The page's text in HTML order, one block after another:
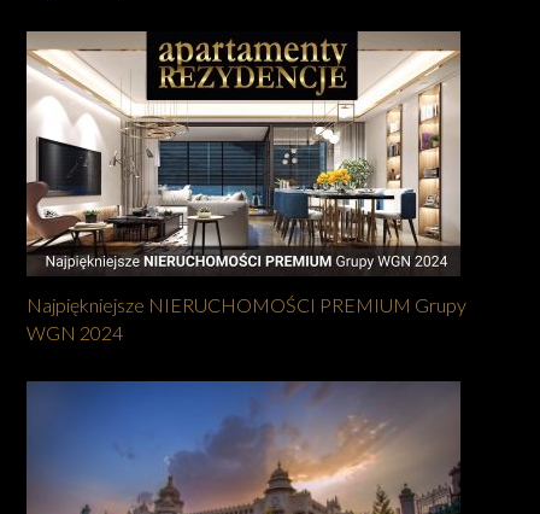
Najpiękniejsze NIERUCHOMOŚCI PREMIUM Grupy
WGN 2024